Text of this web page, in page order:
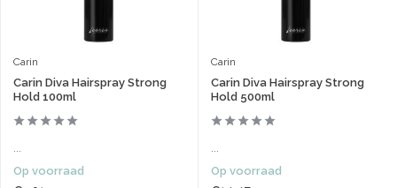
Carin
Carin Diva Hairspray Strong
Hold 100ml
...
Op voorraad
Carin
Carin Diva Hairspray Strong
Hold 500ml
...
Op voorraad